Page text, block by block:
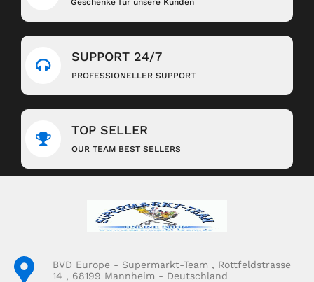
Geschenke für unsere Kunden
SUPPORT 24/7
PROFESSIONELLER SUPPORT
TOP SELLER
OUR TEAM BEST SELLERS
BVD Europe - Supermarkt-Team , Rottfeldstrasse
14 , 68199 Mannheim - Deutschland